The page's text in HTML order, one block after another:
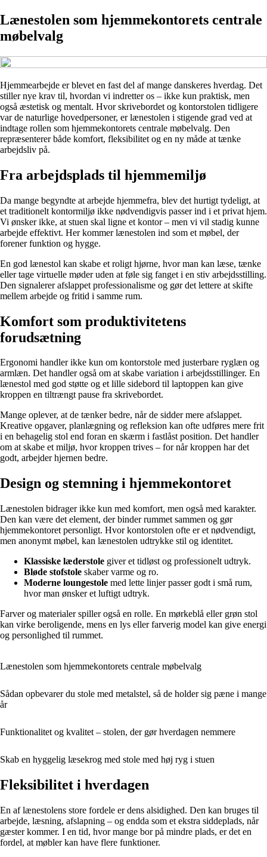
Lænestolen som hjemmekontorets centrale
møbelvalg
Hjemmearbejde er blevet en fast del af mange danskeres hverdag. Det
stiller nye krav til, hvordan vi indretter os – ikke kun praktisk, men
også æstetisk og mentalt. Hvor skrivebordet og kontorstolen tidligere
var de naturlige hovedpersoner, er lænestolen i stigende grad ved at
indtage rollen som hjemmekontorets centrale møbelvalg. Den
repræsenterer både komfort, fleksibilitet og en ny måde at tænke
arbejdsliv på.
Fra arbejdsplads til hjemmemiljø
Da mange begyndte at arbejde hjemmefra, blev det hurtigt tydeligt, at
et traditionelt kontormiljø ikke nødvendigvis passer ind i et privat hjem.
Vi ønsker ikke, at stuen skal ligne et kontor – men vi vil stadig kunne
arbejde effektivt. Her kommer lænestolen ind som et møbel, der
forener funktion og hygge.
En god lænestol kan skabe et roligt hjørne, hvor man kan læse, tænke
eller tage virtuelle møder uden at føle sig fanget i en stiv arbejdsstilling.
Den signalerer afslappet professionalisme og gør det lettere at skifte
mellem arbejde og fritid i samme rum.
Komfort som produktivitetens
forudsætning
Ergonomi handler ikke kun om kontorstole med justerbare ryglæn og
armlæn. Det handler også om at skabe variation i arbejdsstillinger. En
lænestol med god støtte og et lille sidebord til laptoppen kan give
kroppen en tiltrængt pause fra skrivebordet.
Mange oplever, at de tænker bedre, når de sidder mere afslappet.
Kreative opgaver, planlægning og refleksion kan ofte udføres mere frit
i en behagelig stol end foran en skærm i fastlåst position. Det handler
om at skabe et miljø, hvor kroppen trives – for når kroppen har det
godt, arbejder hjernen bedre.
Design og stemning i hjemmekontoret
Lænestolen bidrager ikke kun med komfort, men også med karakter.
Den kan være det element, der binder rummet sammen og gør
hjemmekontoret personligt. Hvor kontorstolen ofte er et nødvendigt,
men anonymt møbel, kan lænestolen udtrykke stil og identitet.
Klassiske læderstole giver et tidløst og professionelt udtryk.
Bløde stofstole skaber varme og ro.
Moderne loungestole med lette linjer passer godt i små rum,
hvor man ønsker et luftigt udtryk.
Farver og materialer spiller også en rolle. En mørkeblå eller grøn stol
kan virke beroligende, mens en lys eller farverig model kan give energi
og personlighed til rummet.
Lænestolen som hjemmekontorets centrale møbelvalg
Sådan opbevarer du stole med metalstel, så de holder sig pæne i mange
år
Funktionalitet og kvalitet – stolen, der gør hverdagen nemmere
Skab en hyggelig læsekrog med stole med høj ryg i stuen
Fleksibilitet i hverdagen
En af lænestolens store fordele er dens alsidighed. Den kan bruges til
arbejde, læsning, afslapning – og endda som et ekstra siddeplads, når
gæster kommer. I en tid, hvor mange bor på mindre plads, er det en
fordel, at møbler kan have flere funktioner.